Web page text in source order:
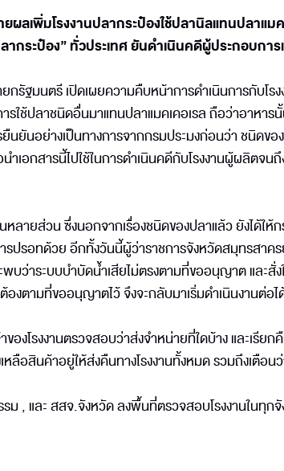
ลเพิ่มโรงงานปลากระป๋องใช้ปลานิลแทนปลาแม
กระป๋อง” ทั่วประเทศ ยันดำเนินคดีผู้ประกอบกา
รัฐมนตรี เปิดเผยความคืบหน้าการดำเนินการกับโร
รใช้ปลาชนิดอื่นมาแทนปลาแมคเคอเรล ถือว่าอาหา
นยันอย่างเป็นทางการจากกรมประมงก่อนว่า ชนิดข
ำเอกสารนี้ไปใช้ในการดำเนินคดีกับโรงงานผู้ผลิตจ
ายส่วน ซึ่งนอกจากเรื่องชนิดของปลาแล้ว ยังได้ให้
รปรอทด้วย อีกทั้งวันนี้ผู้ว่าราชการจังหวัดสมุทรสาคร
บว่าระบบบำบัดน้ำเสียไม่ตรงตามที่ขออนุญาต และสั่
องตามที่ขออนุญาตไว้ จึงจะกลับมาเริ่มดำเนินงานต่อไ
องโรงงานตรวจสอบว่าส่งจำหน่ายที่ใดบ้าง และเรีย
ลือสินค้าอยู่ให้ส่งคืนทางโรงงานทั้งหมด รวมถึงเตือน
ม , และ สสจ.จังหวัด ลงพื้นที่ตรวจสอบโรงงานในทุก